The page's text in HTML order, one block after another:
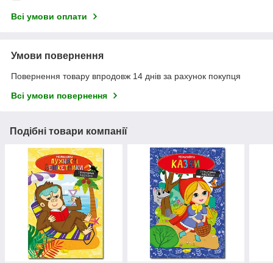
Всі умови оплати
Умови повернення
Повернення товару впродовж 14 днів за рахунок покупця
Всі умови повернення
Подібні товари компанії